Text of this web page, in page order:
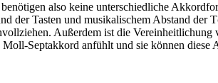
also keine unterschiedliche
der Tasten und musikalischem Abstand
‎Außerdem ist die
Septakkord anfühlt und sie können diese